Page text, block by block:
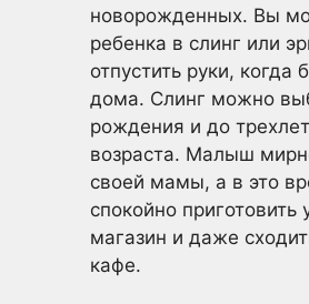
новорожденных. Вы
ребенка в слинг или
отпустить руки, когда
дома. Слинг можно
рождения и до
возраста. Малыш
своей мамы, а в это
спокойно приготовить
магазин и даже
кафе.